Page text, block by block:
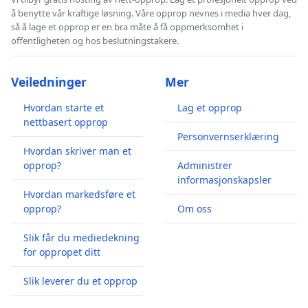
å benytte vår kraftige løsning. Våre opprop nevnes i media hver dag,
så å lage et opprop er en bra måte å få oppmerksomhet i
offentligheten og hos beslutningstakere.
Veiledninger
Hvordan starte et
nettbasert opprop
Hvordan skriver man et
opprop?
Hvordan markedsføre et
opprop?
Slik får du mediedekning
for oppropet ditt
Slik leverer du et opprop
Mer
Lag et opprop
Personvernserklæring
Administrer
informasjonskapsler
Om oss